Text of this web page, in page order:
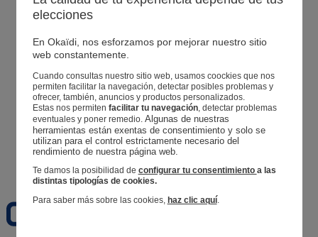
Productes suggerits
Botigues
La teva informació
Segueix una comanda
Cistella
Favorits
elecciones
En Okaïdi, nos esforzamos por mejorar nuestro sitio
web constantemente.
Cuando consultas nuestro sitio web, usamos coockies que nos
permiten facilitar la navegación, detectar posibles problemas y
ofrecer, también, anuncios y productos personalizados.
Estas nos permiten facilitar tu navegación, detectar problemas
eventuales y poner remedio. Algunas de nuestras
herramientas están exentas de consentimiento y solo se
utilizan para el control estrictamente necesario del
rendimiento de nuestra página web.
Te damos la posibilidad de configurar tu consentimiento a las
distintas tipologías de cookies.
Para saber más sobre las cookies, haz clic aquí.